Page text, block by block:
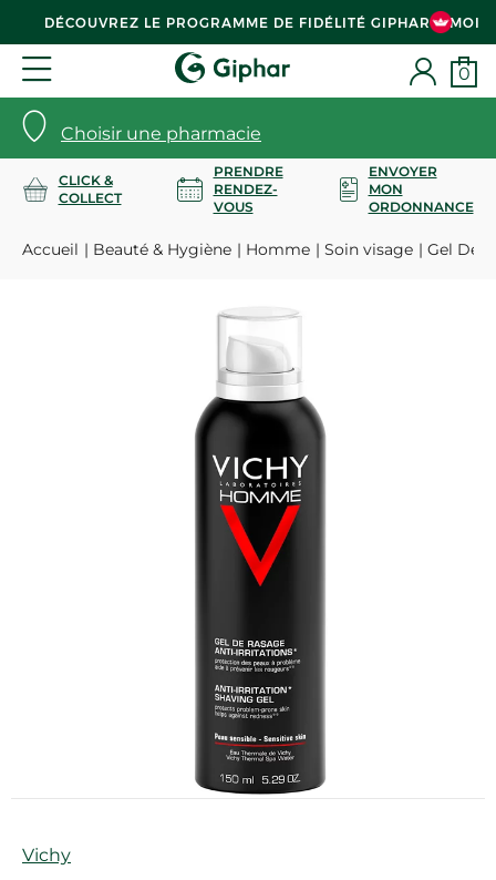
DÉCOUVREZ LE PROGRAMME DE FIDÉLITÉ GIPHAR & MOI
Choisir une pharmacie
0
CLICK &
COLLECT
PRENDRE
RENDEZ-
VOUS
ENVOYER
MON
ORDONNANCE
Accueil Beauté & Hygiène Homme Soin visage Gel De
Marque
Vichy